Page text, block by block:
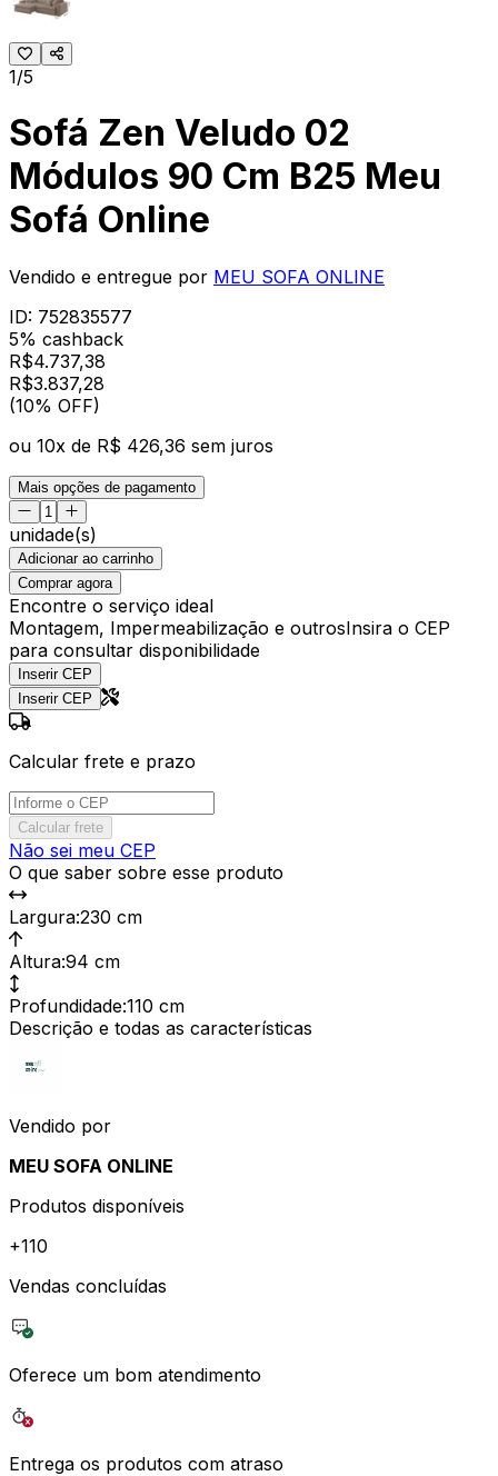
1/5
Sofá Zen Veludo 02
Módulos 90 Cm B25 Meu
Sofá Online
Vendido e entregue por MEU SOFA ONLINE
ID: 752835577
5% cashback
R$4.737,38
R$3.837,28
(10% OFF)
ou 10x de R$ 426,36 sem juros
Mais opções de pagamento
unidade(s)
Adicionar ao carrinho
Comprar agora
Encontre o serviço ideal
Montagem, Impermeabilização e outrosInsira o CEP
para consultar disponibilidade
Inserir CEP
Inserir CEP
Calcular frete e prazo
Calcular frete
Não sei meu CEP
O que saber sobre esse produto
Largura:230 cm
Altura:94 cm
Profundidade:110 cm
Descrição e todas as características
Vendido por
MEU SOFA ONLINE
Produtos disponíveis
+110
Vendas concluídas
Oferece um bom atendimento
Entrega os produtos com atraso